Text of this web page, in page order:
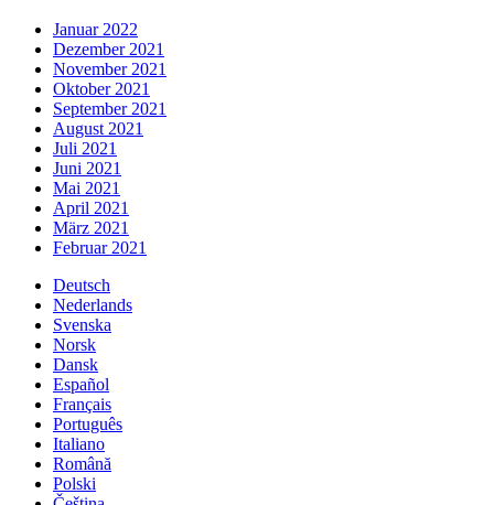
Januar 2022
Dezember 2021
November 2021
Oktober 2021
September 2021
August 2021
Juli 2021
Juni 2021
Mai 2021
April 2021
März 2021
Februar 2021
Deutsch
Nederlands
Svenska
Norsk
Dansk
Español
Français
Português
Italiano
Română
Polski